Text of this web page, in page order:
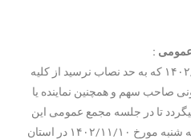
:
پیرو مجمع نوبت اول مورخ ۱۴۰۲/۱۰/۱۴ که به حد نصاب نرسید از کلیه
صاحب سهم و همچنین نماینده یا
تا در جلسه مجمع عمومی این
شرکت که در ساعت ۰۹:۰۰ روز سه شنبه مورخ ۱۴۰۲/۱۱/۱۰ در استان